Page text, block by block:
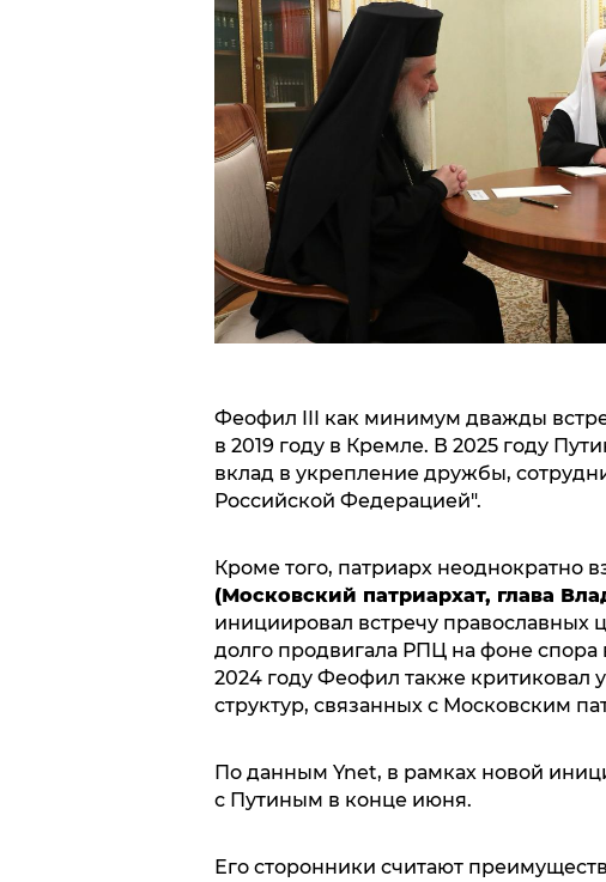
Феофил III как минимум дважды
в 2019 году в Кремле. В 2025 году
вклад в укрепление дружбы,
Российской Федерацией".
Кроме того, патриарх неоднократно
(Московский патриархат, глава
инициировал встречу
долго продвигала РПЦ на фоне спора
2024 году Феофил также критиковал
структур, связанных с Московским
По данным Ynet, в рамках новой
с Путиным в конце июня.
Его сторонники считают